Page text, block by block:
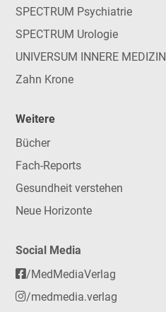
SPECTRUM Psychiatrie
SPECTRUM Urologie
UNIVERSUM INNERE MEDIZIN
Zahn Krone
Weitere
Bücher
Fach-Reports
Gesundheit verstehen
Neue Horizonte
Social Media
/MedMediaVerlag
/medmedia.verlag